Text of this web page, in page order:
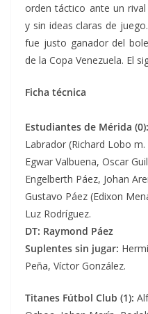
orden táctico ante un
y sin ideas claras de
fue justo ganador del
de la Copa Venezuela. El
Ficha técnica
Estudiantes de Mérida (0):
Labrador (Richard Lobo m.
Egwar Valbuena, Oscar
Engelberth Páez, Johan
Gustavo Páez (Edixon
Luz Rodríguez.
DT: Raymond Páez
Suplentes sin jugar:
Peña, Víctor González.
Titanes Fútbol Club (1):